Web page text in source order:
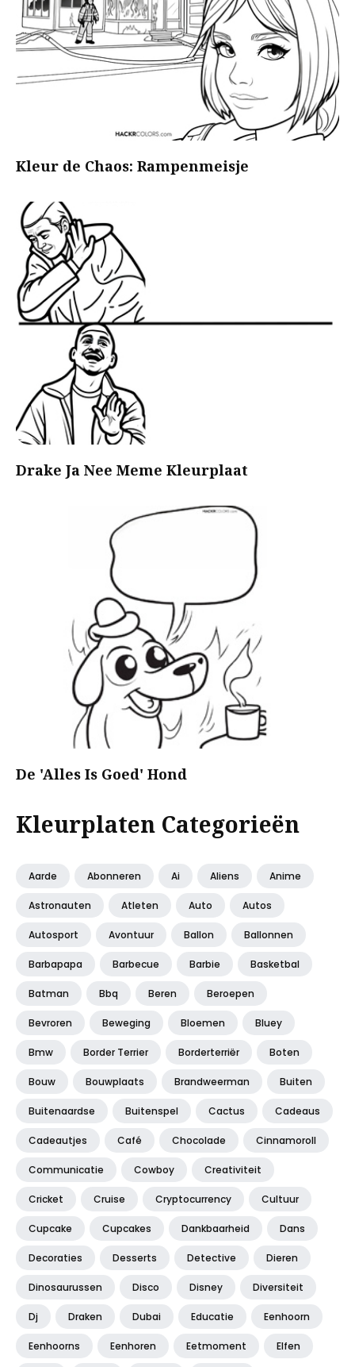
Kleur de Chaos: Rampenmeisje
Drake Ja Nee Meme Kleurplaat
De 'Alles Is Goed' Hond
Kleurplaten Categorieën
Aarde Abonneren Ai Aliens Anime
Astronauten Atleten Auto Autos
Autosport Avontuur Ballon Ballonnen
Barbapapa Barbecue Barbie Basketbal
Batman Bbq Beren Beroepen
Bevroren Beweging Bloemen Bluey
Bmw Border Terrier Borderterriër Boten
Bouw Bouwplaats Brandweerman Buiten
Buitenaardse Buitenspel Cactus Cadeaus
Cadeautjes Café Chocolade Cinnamoroll
Communicatie Cowboy Creativiteit
Cricket Cruise Cryptocurrency Cultuur
Cupcake Cupcakes Dankbaarheid Dans
Decoraties Desserts Detective Dieren
Dinosaurussen Disco Disney Diversiteit
Dj Draken Dubai Educatie Eenhoorn
Eenhoorns Eenhoren Eetmoment Elfen